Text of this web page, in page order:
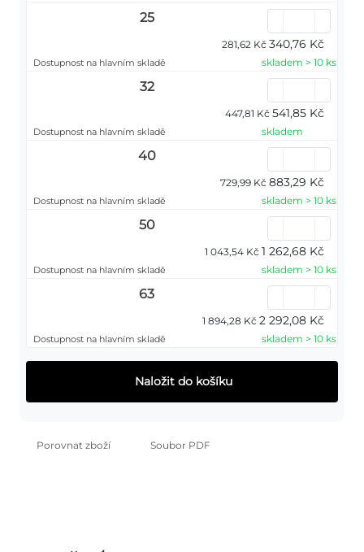
25
281,62 Kč 340,76 Kč
Dostupnost na hlavním skladě skladem > 10 ks
32
447,81 Kč 541,85 Kč
Dostupnost na hlavním skladě skladem
40
729,99 Kč 883,29 Kč
Dostupnost na hlavním skladě skladem > 10 ks
50
1 043,54 Kč 1 262,68 Kč
Dostupnost na hlavním skladě skladem > 10 ks
63
1 894,28 Kč 2 292,08 Kč
Dostupnost na hlavním skladě skladem > 10 ks
Naložit do košíku
Porovnat zboží Soubor PDF